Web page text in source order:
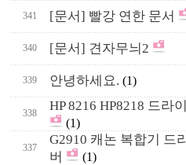
341 [문서] 빨강 연한 문서
340 [문서] 견자무늬2
339 안녕하세요. (1)
338 HP 8216 HP8218 드라
(1)
337
G2910 캐논 복합기 드
버
(1)